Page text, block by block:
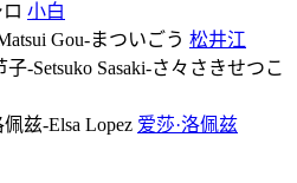
小白
松井江
爱莎·洛佩兹